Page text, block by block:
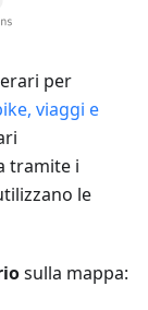
per
viaggi e
tramite i
le
sulla mappa: